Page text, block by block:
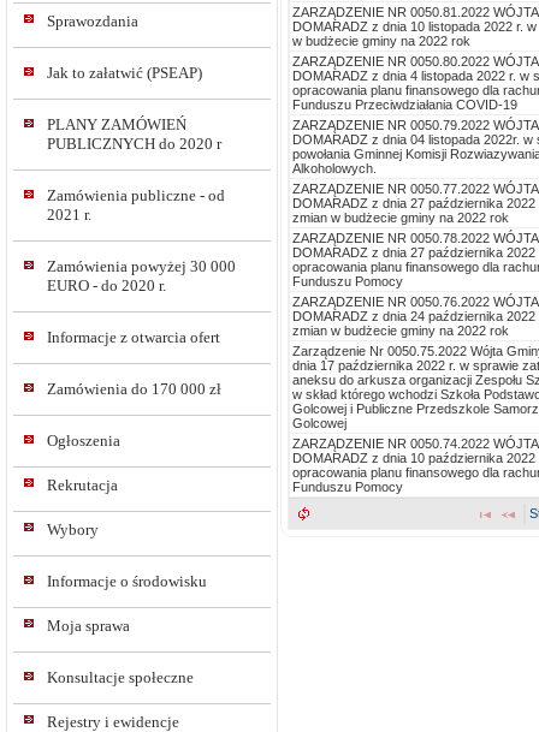
Sprawozdania
Jak to załatwić (PSEAP)
PLANY ZAMÓWIEŃ
PUBLICZNYCH do 2020 r
Zamówienia publiczne - od
2021 r.
Zamówienia powyżej 30 000
EURO - do 2020 r.
Informacje z otwarcia ofert
Zamówienia do 170 000 zł
Ogłoszenia
Rekrutacja
Wybory
Informacje o środowisku
Moja sprawa
Konsultacje społeczne
Rejestry i ewidencje
ZARZĄDZENIE NR 0050.81.2022
DOMARADZ z dnia 10 listopada 2022 r.
w budżecie gminy na 2022 rok
ZARZĄDZENIE NR 0050.80.2022
DOMARADZ z dnia 4 listopada 2022 r. w
opracowania planu finansowego dla
Funduszu Przeciwdziałania COVID-19
ZARZĄDZENIE NR 0050.79.2022
DOMARADZ z dnia 04 listopada 2022r. w
powołania Gminnej Komisji
Alkoholowych.
ZARZĄDZENIE NR 0050.77.2022
DOMARADZ z dnia 27 października 2022
zmian w budżecie gminy na 2022 rok
ZARZĄDZENIE NR 0050.78.2022
DOMARADZ z dnia 27 października 2022
opracowania planu finansowego dla
Funduszu Pomocy
ZARZĄDZENIE NR 0050.76.2022
DOMARADZ z dnia 24 października 2022
zmian w budżecie gminy na 2022 rok
Zarządzenie Nr 0050.75.2022 Wójta
dnia 17 października 2022 r. w sprawie
aneksu do arkusza organizacji Zespołu
w skład którego wchodzi Szkoła
Golcowej i Publiczne Przedszkole
Golcowej
ZARZĄDZENIE NR 0050.74.2022
DOMARADZ z dnia 10 października 2022
opracowania planu finansowego dla
Funduszu Pomocy